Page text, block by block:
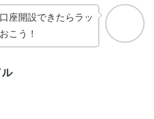
座開設できたらラッ
こう！